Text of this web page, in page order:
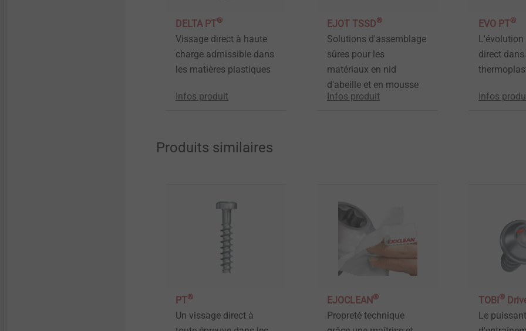
DELTA PT®
Vissage direct à haute
charge admissible dans
les matières plastiques
Infos produit
EJOT TSSD®
Solutions d'assemblage
sûres pour les
matériaux en nid
d'abeille et en mousse
Infos produit
EVO PT®
direct
Infos
Produits similaires
PT®
Un vissage direct à
EJOCLEAN ®
Propreté technique
TOBI ®
Le